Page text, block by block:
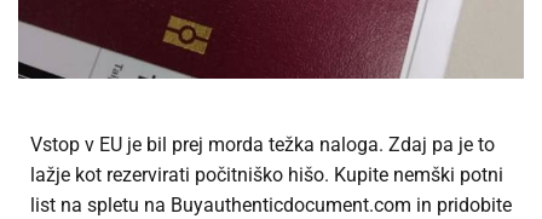
Vstop v EU je bil prej morda težka naloga. Zdaj pa je to
lažje kot rezervirati počitniško hišo. Kupite nemški potni
list na spletu na Buyauthenticdocument.com in pridobite